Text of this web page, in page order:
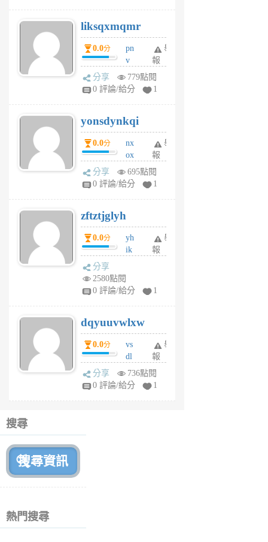
6
個
月
前
liksqxmqmr
0.0分
pn
v
wt
sv
6
個
月
前
舉
報
分享
779點閱
0 評論/給分
1
yonsdynkqi
0.0分
nx
ox
rh
pe
月
前
舉
報
分享
695點閱
0 評論/給分
1
zftztjglyh
0.0分
yh
ik
tu
6
個
月
前
舉
報
分享
2580點閱
0 評論/給分
1
dqyuuvwlxw
0.0分
vs
dl
sq
fy
舉
報
分享
736點閱
0 評論/給分
1
搜尋
熱門搜尋